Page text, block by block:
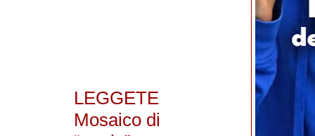
LEGGETE
Mosaico di